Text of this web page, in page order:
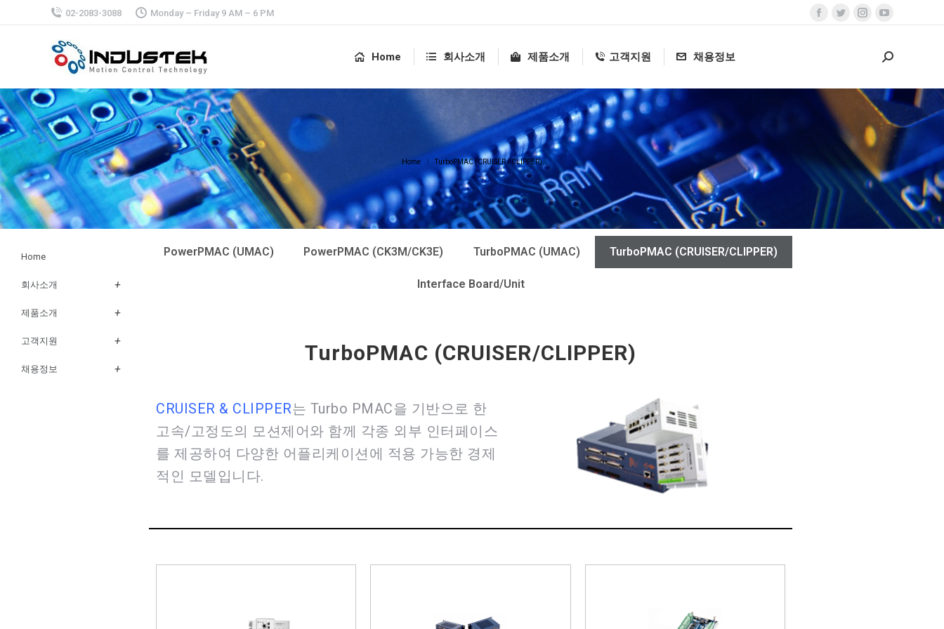
02-2083-3088 Monday – Friday 9 AM – 6 PM
Home 회사소개 제품소개 고객지원 채용정보
You are here:
Home TurboPMAC (CRUISER / CLIPPER)
Home
회사소개
제품소개
고객지원
채용정보
PowerPMAC (UMAC) PowerPMAC (CK3M/CK3E) TurboPMAC (UMAC) TurboPMAC (CRUISER/CLIPPER)
Interface Board/Unit
TurboPMAC (CRUISER/CLIPPER)
CRUISER & CLIPPER는 Turbo PMAC을 기반으로 한
고속/고정도의 모션제어와 함께 각종 외부 인터페이스
를 제공하여 다양한 어플리케이션에 적용 가능한 경제
적인 모델입니다.
고정도 모션제어에도 경제적으로
경제형 컨트롤러인 당사의 Accessory Board